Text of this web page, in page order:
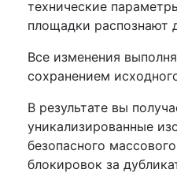
технические
площадки распознают
Все изменения
сохранением
В результате вы
уникализированные
безопасного
блокировок за